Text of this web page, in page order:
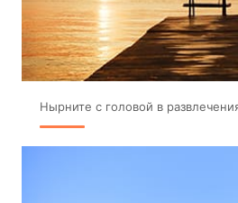
Нырните с головой в